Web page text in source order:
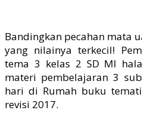
Bandingkan pecahan mata
yang nilainya terkecil!
tema 3 kelas 2 SD MI
materi pembelajaran 3
hari di Rumah buku
revisi 2017.